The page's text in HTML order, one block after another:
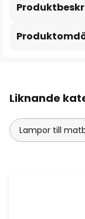
Liknande
Lampor till